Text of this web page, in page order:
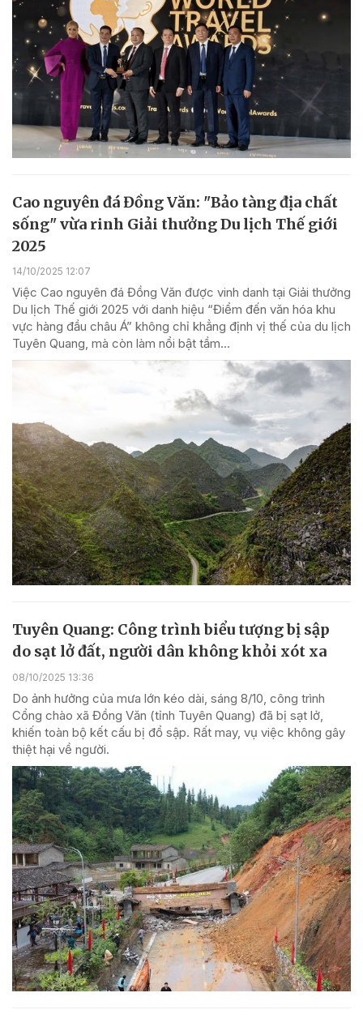
Cao nguyên đá Đồng Văn: "Bảo tàng địa chất
sống" vừa rinh Giải thưởng Du lịch Thế giới
2025
14/10/2025 12:07
Việc Cao nguyên đá Đồng Văn được vinh danh tại Giải thưởng
Du lịch Thế giới 2025 với danh hiệu “Điểm đến văn hóa khu
vực hàng đầu châu Á” không chỉ khẳng định vị thế của du lịch
Tuyên Quang, mà còn làm nổi bật tầm...
Tuyên Quang: Công trình biểu tượng bị sập
do sạt lở đất, người dân không khỏi xót xa
08/10/2025 13:36
Do ảnh hưởng của mưa lớn kéo dài, sáng 8/10, công trình
Cổng chào xã Đồng Văn (tỉnh Tuyên Quang) đã bị sạt lở,
khiến toàn bộ kết cấu bị đổ sập. Rất may, vụ việc không gây
thiệt hại về người.